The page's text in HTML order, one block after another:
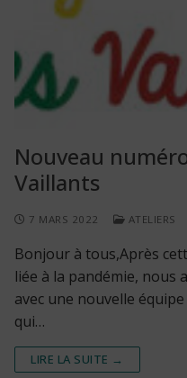
Nouveau
Vaillants
7 MARS 2022 ATELIERS
Bonjour à tous,Après
liée à la pandémie,
avec une nouvelle
qui…
LIRE LA SUITE →